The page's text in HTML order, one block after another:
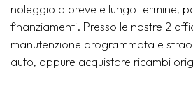
noleggio a breve e lungo termine,
finanziamenti. Presso le nostre 2
manutenzione programmata e
auto, oppure acquistare ricambi